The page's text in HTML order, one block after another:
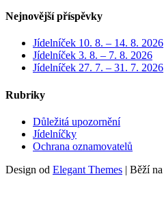
Nejnovější příspěvky
Jídelníček 10. 8. – 14. 8. 2026
Jídelníček 3. 8. – 7. 8. 2026
Jídelníček 27. 7. – 31. 7. 2026
Rubriky
Důležitá upozornění
Jídelníčky
Ochrana oznamovatelů
Design od Elegant Themes | Běží na